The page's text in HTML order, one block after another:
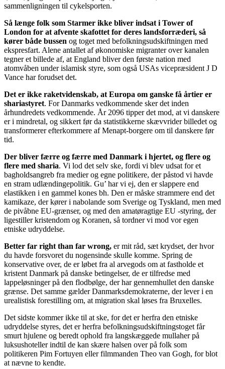
sammenligningen til cykelsporten.
Så længe folk som Starmer ikke bliver indsat i Tower of
London for at afvente skafottet for deres landsforræderi, så
kører både bussen og toget med befolkningsudskiftningen med
ekspresfart. Alene antallet af økonomiske migranter over kanalen
tegner et billede af, at England bliver den første nation med
atomvåben under islamisk styre, som også USAs vicepræsident J D
Vance har forudset det.
Det er ikke raketvidenskab, at Europa om ganske få årtier er
shariastyret. For Danmarks vedkommende sker det inden
århundredets vedkommende. År 2096 tipper det mod, at vi danskere
er i mindretal, og sikkert før da statistikkerne skævvrider billedet og
transformerer efterkommere af Menapt-borgere om til danskere før
tid.
Der bliver færre og færre med Danmark i hjertet, og flere og
flere med sharia. Vi lod det selv ske, fordi vi blev udsat for et
bagholdsangreb fra medier og egne politikere, der påstod vi havde
en stram udlændingepolitik. Gu’ har vi ej, den er slappere end
elastikken i en gammel kones bh. Den er måske strammere end det
kamikaze, der kører i nabolande som Sverige og Tyskland, men med
de pivåbne EU-grænser, og med den amatøragtige EU -styring, der
ligestiller kristendom og Koranen, så tordner vi mod vor egen
etniske udryddelse.
Better far right than far wrong, er mit råd, sæt krydset, der hvor
du havde forsvoret du nogensinde skulle komme. Spring de
konservative over, de er løbet fra al arvegods om at fastholde et
kristent Danmark på danske betingelser, de er tilfredse med
lappeløsninger på den flodbølge, der har gennemhullet den danske
grænse. Det samme gælder Danmarksdemokraterne, der lever i en
urealistisk forestilling om, at migration skal løses fra Bruxelles.
Det sidste kommer ikke til at ske, for det er herfra den etniske
udryddelse styres, det er herfra befolkningsudskiftningstoget får
smurt hjulene og beredt ophold fra langskæggede mullaher på
luksushoteller indtil de kan skære halsen over på folk som
politikeren Pim Fortuyen eller filmmanden Theo van Gogh, for blot
at nævne to kendte.